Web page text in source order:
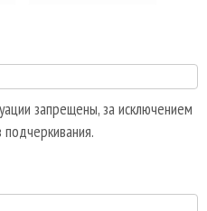
запрещены, за исключением